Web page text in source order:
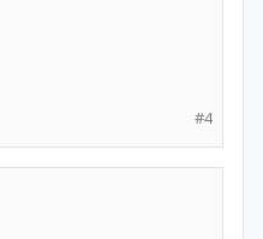
#4